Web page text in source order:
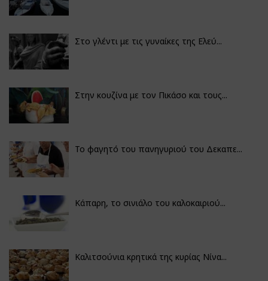
Στο γλέντι με τις γυναίκες της Ελεύ...
Στην κουζίνα με τον Πικάσο και τους...
Το φαγητό του πανηγυριού του Δεκαπε...
Κάπαρη, το σινιάλο του καλοκαιριού...
Καλιτσούνια κρητικά της κυρίας Νίνα...